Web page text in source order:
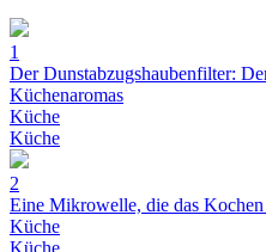
1
Der Dunstabzugshaubenfilter:
Küchenaromas
Küche
Küche
2
Eine Mikrowelle, die das
Küche